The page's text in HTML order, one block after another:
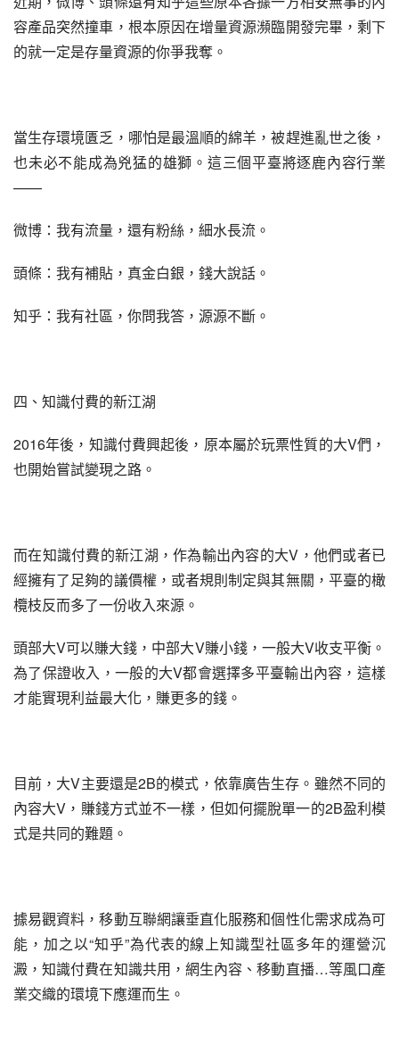
容產品突然撞車，根本原因在增量資源瀕臨開發完畢，剩下
的就一定是存量資源的你爭我奪。
當生存環境匱乏，哪怕是最溫順的綿羊，被趕進亂世之後，
也未必不能成為兇猛的雄獅。這三個平臺將逐鹿內容行業
——
微博：我有流量，還有粉絲，細水長流。
頭條：我有補貼，真金白銀，錢大說話。
知乎：我有社區，你問我答，源源不斷。
四、知識付費的新江湖
2016年後，知識付費興起後，原本屬於玩票性質的大V們，
也開始嘗試變現之路。
而在知識付費的新江湖，作為輸出內容的大V，他們或者已
經擁有了足夠的議價權，或者規則制定與其無關，平臺的橄
欖枝反而多了一份收入來源。
頭部大V可以賺大錢，中部大V賺小錢，一般大V收支平衡。
為了保證收入，一般的大V都會選擇多平臺輸出內容，這樣
才能實現利益最大化，賺更多的錢。
目前，大V主要還是2B的模式，依靠廣告生存。雖然不同的
內容大V，賺錢方式並不一樣，但如何擺脫單一的2B盈利模
式是共同的難題。
據易觀資料，移動互聯網讓垂直化服務和個性化需求成為可
能，加之以“知乎”為代表的線上知識型社區多年的運營沉
澱，知識付費在知識共用，網生內容、移動直播…等風口產
業交織的環境下應運而生。